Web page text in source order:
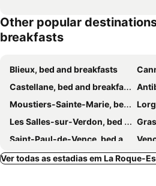
Other popular
breakfasts
Blieux, bed and breakfasts
Castellane, bed and breakfasts
Moustiers-Sainte-Marie, bed and breakfasts
Les Salles-sur-Verdon, bed and breakfasts
Saint-Paul-de-Vence, bed and breakfasts
La Colle-sur-Loup, bed and breakfasts
Ver todas as estadias em La Roque-